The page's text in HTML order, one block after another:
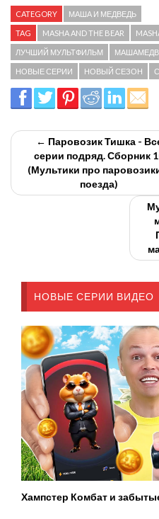
CATEGORY МАША И МЕДВЕДЬ
TAG MASHA AND THE BEAR
ЛУЧШИЙ МУЛЬТФИЛЬМ
НОВЫЕ СЕРИИ НОВЫЙ СЕЗОН
← Паровозик Тишка -
серии подряд. Сборник
(Мультики про
поезда)
НОВЫЕ СЕРИИ ВИДЕО
Хампстер Комбат и